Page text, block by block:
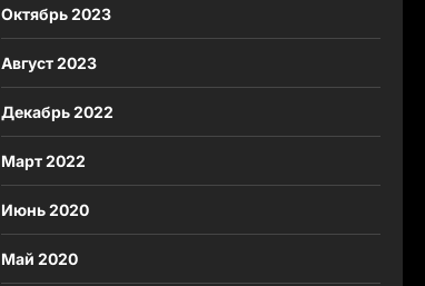
Октябрь 2023
Август 2023
Декабрь 2022
Март 2022
Июнь 2020
Май 2020